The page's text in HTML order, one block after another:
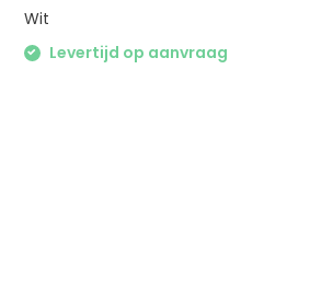
Wit
Levertijd op aanvraag